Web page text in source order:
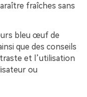
fraîches sans
bleu œuf de
que des conseils
et l’utilisation
ou